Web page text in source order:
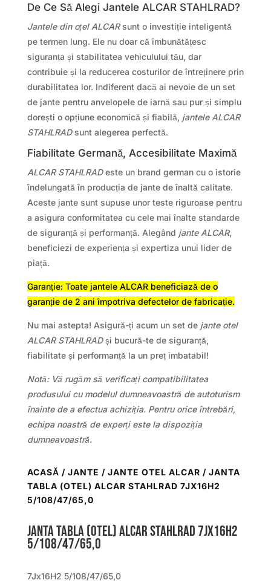
De Ce Să Alegi Jantele ALCAR STAHLRAD?
Jantele din oțel ALCARsunt o investiție inteligentă
pe termen lung. Ele nu doar că îmbunătățesc
siguranța și stabilitatea vehiculului tău, dar
contribuie și la reducerea costurilor de întreținere prin
durabilitatea lor. Indiferent dacă ai nevoie de un set
de jante pentru anvelopele de iarnă sau pur și simplu
dorești o opțiune economică și fiabilă, jantele ALCAR
STAHLRADsunt alegerea perfectă.
Fiabilitate Germană, Accesibilitate Maximă
ALCAR STAHLRADeste un brand german cu o istorie
îndelungată în producția de jante de înaltă calitate.
Aceste jante sunt supuse unor teste riguroase pentru
a asigura conformitatea cu cele mai înalte standarde
de siguranță și performanță. Alegând jante ALCAR,
beneficiezi de experiența și expertiza unui lider de
piață.
Garanție: Toate jantele ALCAR beneficiază de o
garanție de 2 ani împotriva defectelor de fabricație.
Nu mai astepta! Asigură-ți acum un set de jante otel
ALCAR STAHLRADși bucură-te de siguranță,
fiabilitate și performanță la un preț imbatabil!
Notă: Vă rugăm să verificați compatibilitatea
produsului cu modelul dumneavoastră de autoturism
înainte de a efectua achiziția. Pentru orice întrebări,
echipa noastră de experți este la dispoziția
dumneavoastră.
ACASĂ / JANTE / JANTE OTEL ALCAR / JANTA
TABLA (OTEL) ALCAR STAHLRAD 7JX16H2
5/108/47/65,0
Janta tabla (otel) ALCAR STAHLRAD 7Jx16H2
5/108/47/65,0
7Jx16H2 5/108/47/65,0